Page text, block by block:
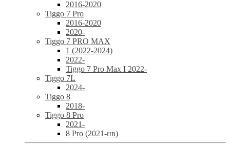
2016-2020
Tiggo 7 Pro
2016-2020
2020-
Tiggo 7 PRO MAX
1 (2022-2024)
2022-
Tiggo 7 Pro Max I 2022-
Tiggo 7L
2024-
Tiggo 8
2018-
Tiggo 8 Pro
2021-
8 Pro (2021-нв)